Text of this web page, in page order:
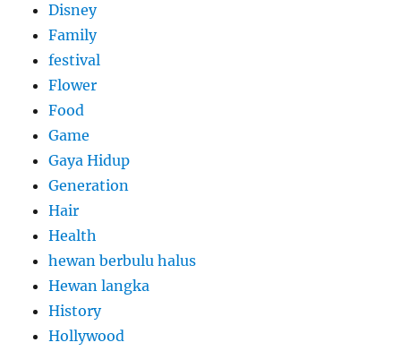
Disney
Family
festival
Flower
Food
Game
Gaya Hidup
Generation
Hair
Health
hewan berbulu halus
Hewan langka
History
Hollywood